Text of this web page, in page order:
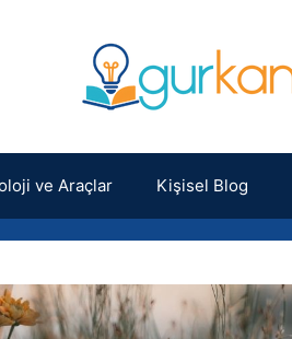
ve Araçlar Kişisel Blog